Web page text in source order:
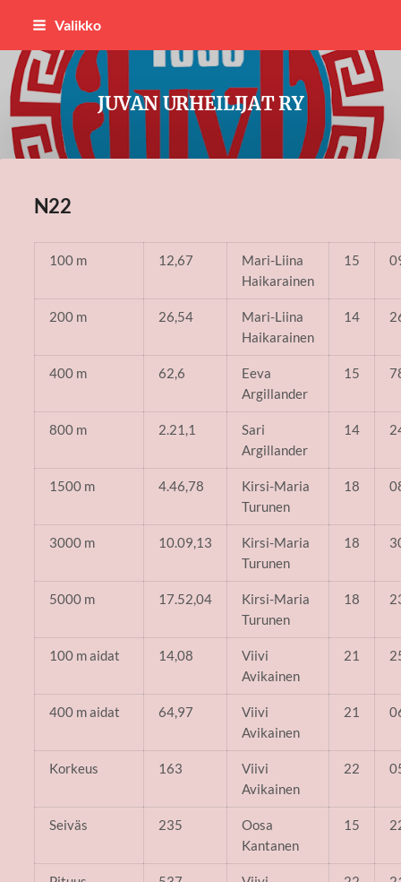
Siirry
sisältöön
Valikko
JUVAN URHEILIJAT RY
N22
100 m 12,67
Mari-Liina
Haikarainen
15
200 m 26,54
Mari-Liina
Haikarainen
14
400 m 62,6
Eeva
Argillander
15
800 m 2.21,1
Sari
Argillander
14
1500 m 4.46,78
Kirsi-Maria
Turunen
18
3000 m 10.09,13
Kirsi-Maria
Turunen
18
5000 m 17.52,04
Kirsi-Maria
Turunen
18
100 m aidat 14,08
Viivi
Avikainen
21
400 m aidat 64,97
Viivi
Avikainen
21
Korkeus 163
Viivi
Avikainen
22
Seiväs 235
Oosa
Kantanen
15